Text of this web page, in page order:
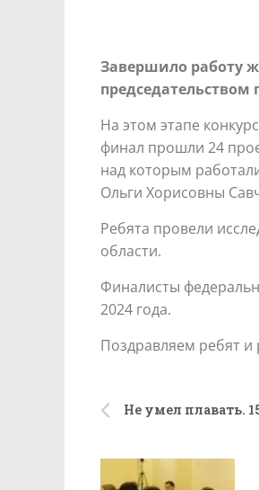
Завершило работу
На этом этапе
финал прошли 24
над которым
Ольги Хорисовны
Ребята провели
области.
Финалисты
2024 года.
Поздравляем ребят и